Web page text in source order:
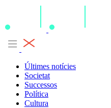
Últimes notícies
Societat
Successos
Política
Cultura